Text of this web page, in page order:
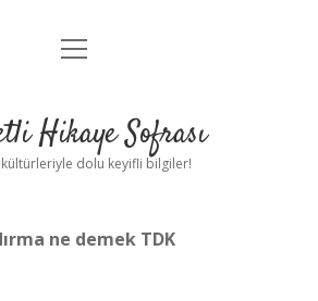
Anasayfa
Yasal Uyarı
menüyü
Hikaye Sofrası
dolu keyifli bilgiler!
ne demek TDK